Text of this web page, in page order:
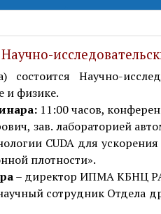
Научно-
состоится Научно-
и физике.
11:00 часов,
зав. лабораторией
CUDA для
плотности».
– директор ИПМА КБНЦ
сотрудник Отдела